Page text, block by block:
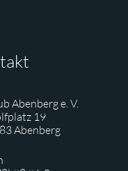
Abenberg e. V.
19
Abenberg